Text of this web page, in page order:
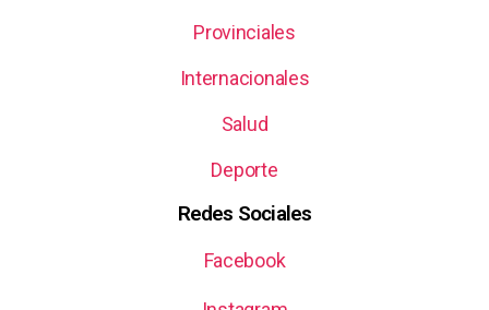
Provinciales
Internacionales
Salud
Deporte
Redes Sociales
Facebook